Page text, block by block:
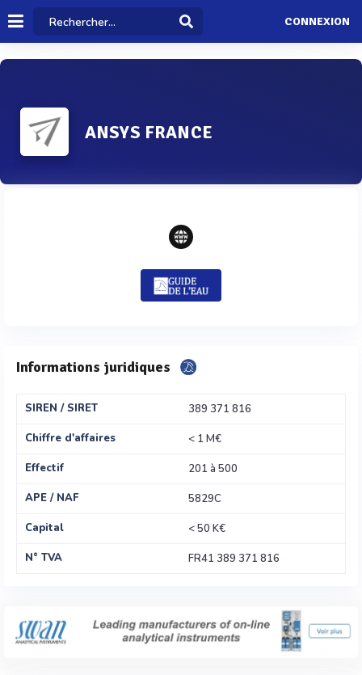
CONNEXION
ANSYS FRANCE
Informations juridiques
SIREN / SIRET
389 371 816
Chiffre d'affaires
< 1 M€
Effectif
201 à 500
APE / NAF
5829C
Capital
< 50 K€
N° TVA
FR41 389 371 816